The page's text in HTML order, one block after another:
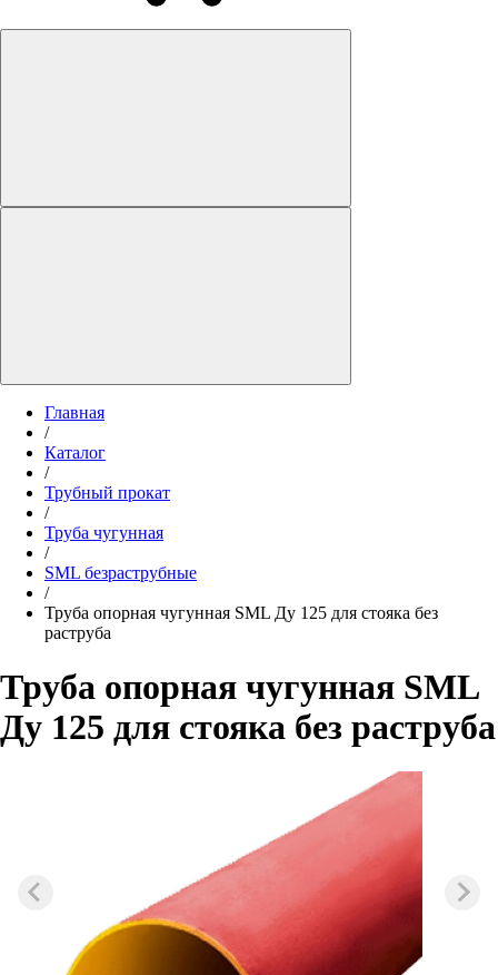
Главная
/
Каталог
/
Трубный прокат
/
Труба чугунная
/
SML безраструбные
/
Труба опорная чугунная SML Ду 125 для стояка без
раструба
Труба опорная чугунная SML
Ду 125 для стояка без раструба